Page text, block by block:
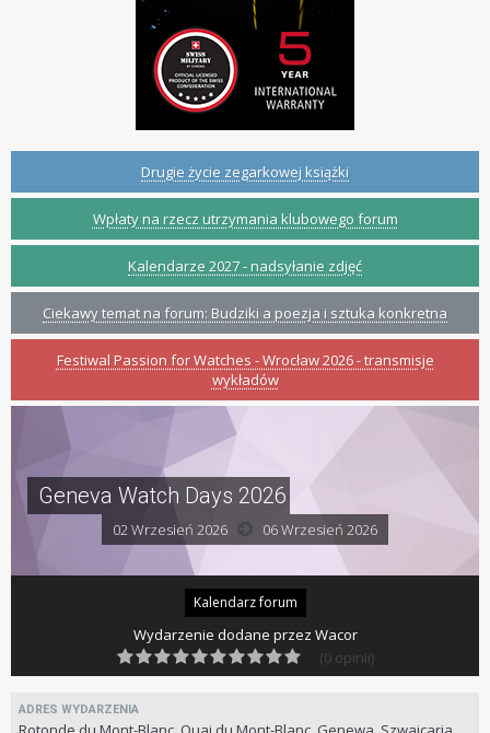
Drugie życie zegarkowej książki
Wpłaty na rzecz utrzymania klubowego forum
Kalendarze 2027 - nadsyłanie zdjęć
Ciekawy temat na forum: Budziki a poezja i sztuka konkretna
Festiwal Passion for Watches - Wrocław 2026 - transmisje
wykładów
Geneva Watch Days 2026
02 Wrzesień 2026 06 Wrzesień 2026
Kalendarz forum
Wydarzenie dodane przez Wacor
(0 opinii)
ADRES WYDARZENIA